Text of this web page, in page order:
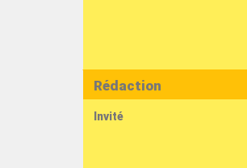
Rédaction
Invité